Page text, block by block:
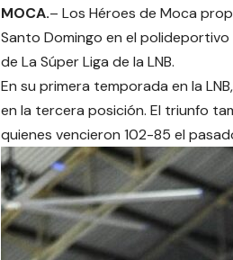
MOCA.– Los Héroes de Moca
Santo Domingo en el
de La Súper Liga de la LNB.
En su primera temporada en la
en la tercera posición. El triunfo
quienes vencieron 102-85 el